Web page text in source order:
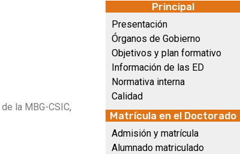
de la MBG-CSIC,
Principal
Presentación
Órganos de Gobierno
Objetivos y plan formativo
Información de las ED
Normativa interna
Calidad
Matrícula en el Doctorado
Admisión y matrícula
Alumnado matriculado